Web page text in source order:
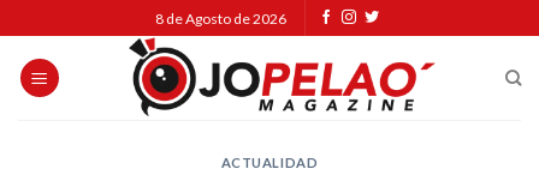
to
content
8 de Agosto de 2026
ACTUALIDAD